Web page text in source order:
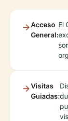
Acceso
General:
El
Visitas
Guiadas: